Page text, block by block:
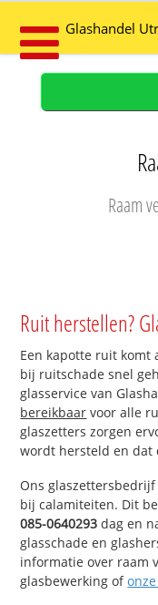
Glashandel
Raam
Ruit herstellen?
Een kapotte ruit komt
bij ruitschade snel
glasservice van
bereikbaar voor alle
glaszetters zorgen
wordt hersteld en dat
Ons
bij calamiteiten. Dit
085-0640293 dag en
glasschade en
informatie over raam
glasbewerking of